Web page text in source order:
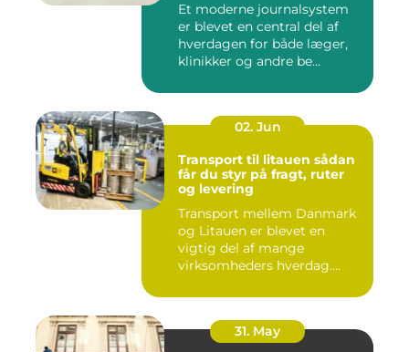
Et moderne journalsystem
er blevet en central del af
hverdagen for både læger,
klinikker og andre be...
02. Jun
Transport til litauen sådan
får du styr på fragt, ruter
og levering
Transport mellem Danmark
og Litauen er blevet en
vigtig del af mange
virksomheders hverdag.
31. May